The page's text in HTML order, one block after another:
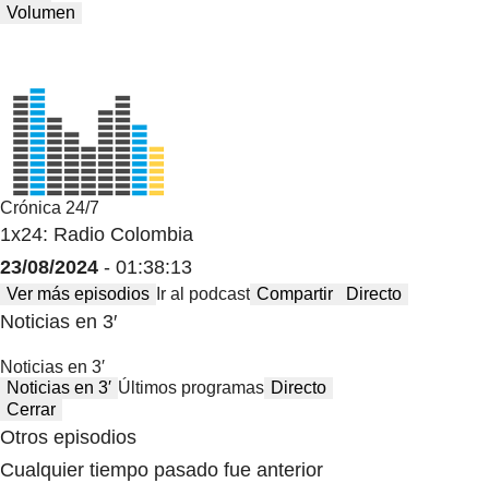
Volumen
Crónica 24/7
1x24: Radio Colombia
23/08/2024 - 01:38:13
Ver más episodios Ir al podcast Compartir Directo
Noticias en 3′
Noticias en 3′
Noticias en 3′ Últimos programas Directo
Cerrar
Otros episodios
Cualquier tiempo pasado fue anterior